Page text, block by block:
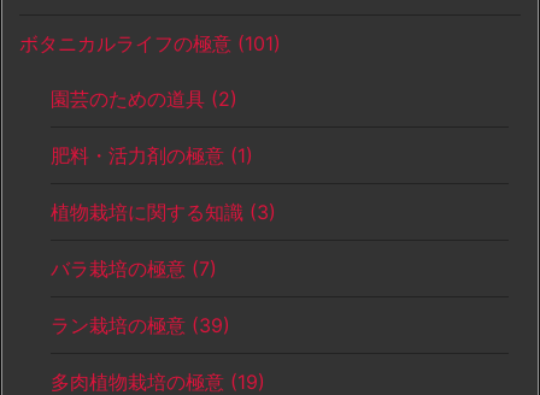
ボタニカルライフの極意 (101)
園芸のための道具 (2)
肥料・活力剤の極意 (1)
植物栽培に関する知識 (3)
バラ栽培の極意 (7)
ラン栽培の極意 (39)
多肉植物栽培の極意 (19)